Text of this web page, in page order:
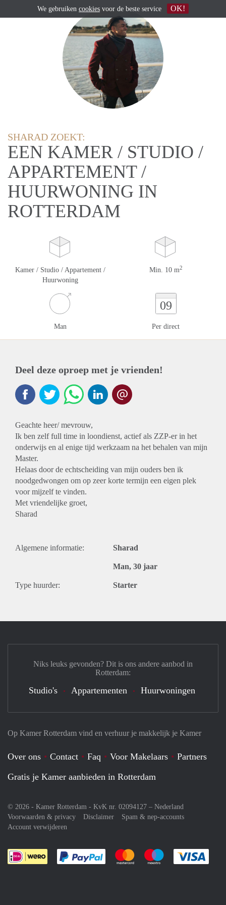
SHARAD ZOEKT:
EEN KAMER / STUDIO /
APPARTEMENT /
HUURWONING IN
ROTTERDAM
Kamer / Studio / Appartement /
Huurwoning
Min. 10 m2
Man
09
Per direct
Deel deze oproep met je vrienden!
Geachte heer/ mevrouw,
Ik ben zelf full time in loondienst, actief als ZZP-er in het
onderwijs en al enige tijd werkzaam na het behalen van mijn
Master.
Helaas door de echtscheiding van mijn ouders ben ik
noodgedwongen om op zeer korte termijn een eigen plek
voor mijzelf te vinden.
Met vriendelijke groet,
Sharad
Algemene informatie: Sharad
Man, 30 jaar
Type huurder: Starter
Op Kamer Rotterdam vind en verhuur je makkelijk je Kamer
Over ons Contact Faq Voor Makelaars
Partners
Gratis je Kamer aanbieden in Rotterdam
© 2026 - Kamer Rotterdam - KvK nr. 02094127 – Nederland
Voorwaarden & privacy
Disclaimer
Spam & nep-accounts
Account verwijderen
Je rekent gemakkelijk af met Paypal
Je rekent gemakkelijk af met
Je rekent
Niks leuks gevonden? Dit is ons andere aanbod in
Rotterdam:
Studio's Appartementen Huurwoningen
We gebruiken cookies voor de beste service OK!